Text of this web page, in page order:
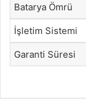
Batarya Ömrü
İşletim Sistemi
Garanti Süresi